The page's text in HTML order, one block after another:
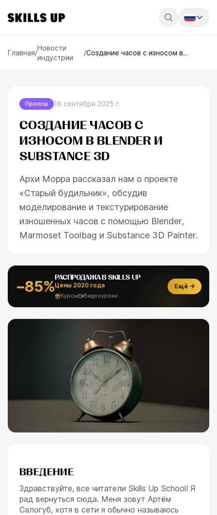
ESC
Главная/
Новости
индустрии
/Создание часов с износом в
Пропсы 18 сентября 2025 г.
СОЗДАНИЕ ЧАСОВ С
ИЗНОСОМ В BLENDER И
SUBSTANCE 3D
Архи Морра рассказал нам о проекте
«Старый будильник», обсудив
моделирование и текстурирование
изношенных часов с помощью Blender,
Marmoset Toolbag и Substance 3D Painter.
−85%
РАСПРОДАЖА В SKILLS UP
Цены 2020 года
Курсы Видеоуроки
Ещё →
ВВЕДЕНИЕ
Здравствуйте, все читатели Skills Up School! Я
рад вернуться сюда. Меня зовут Артём
Салогуб, хотя в сети я обычно называюсь